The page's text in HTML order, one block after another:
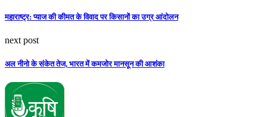
महाराष्ट्र: प्याज की कीमत के विवाद पर किसानों का उग्र आंदोलन
next post
अल नीनो के संकेत तेज, भारत में कमजोर मानसून की आशंका